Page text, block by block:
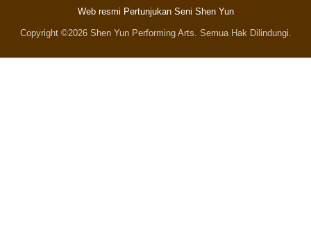
Web resmi Pertunjukan Seni Shen Yun
Copyright ©2026 Shen Yun Performing Arts. Semua Hak Dilindungi.